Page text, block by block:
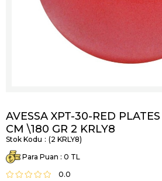
AVESSA XPT-30-RED
CM \180 GR 2 KRLY8
Stok Kodu
(2 KRLY8)
Para Puan : 0
0.0